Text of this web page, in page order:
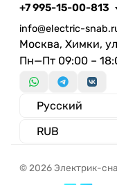
Встраиваемая
Штекерная
электрического
Цвет покрытия
Управляемое
Световой выход
рассеивателя
+7 995-15-00-813
info@electric-
Москва, Химки,
Пн—Пт 09:00 –
© 2026 Электрик-